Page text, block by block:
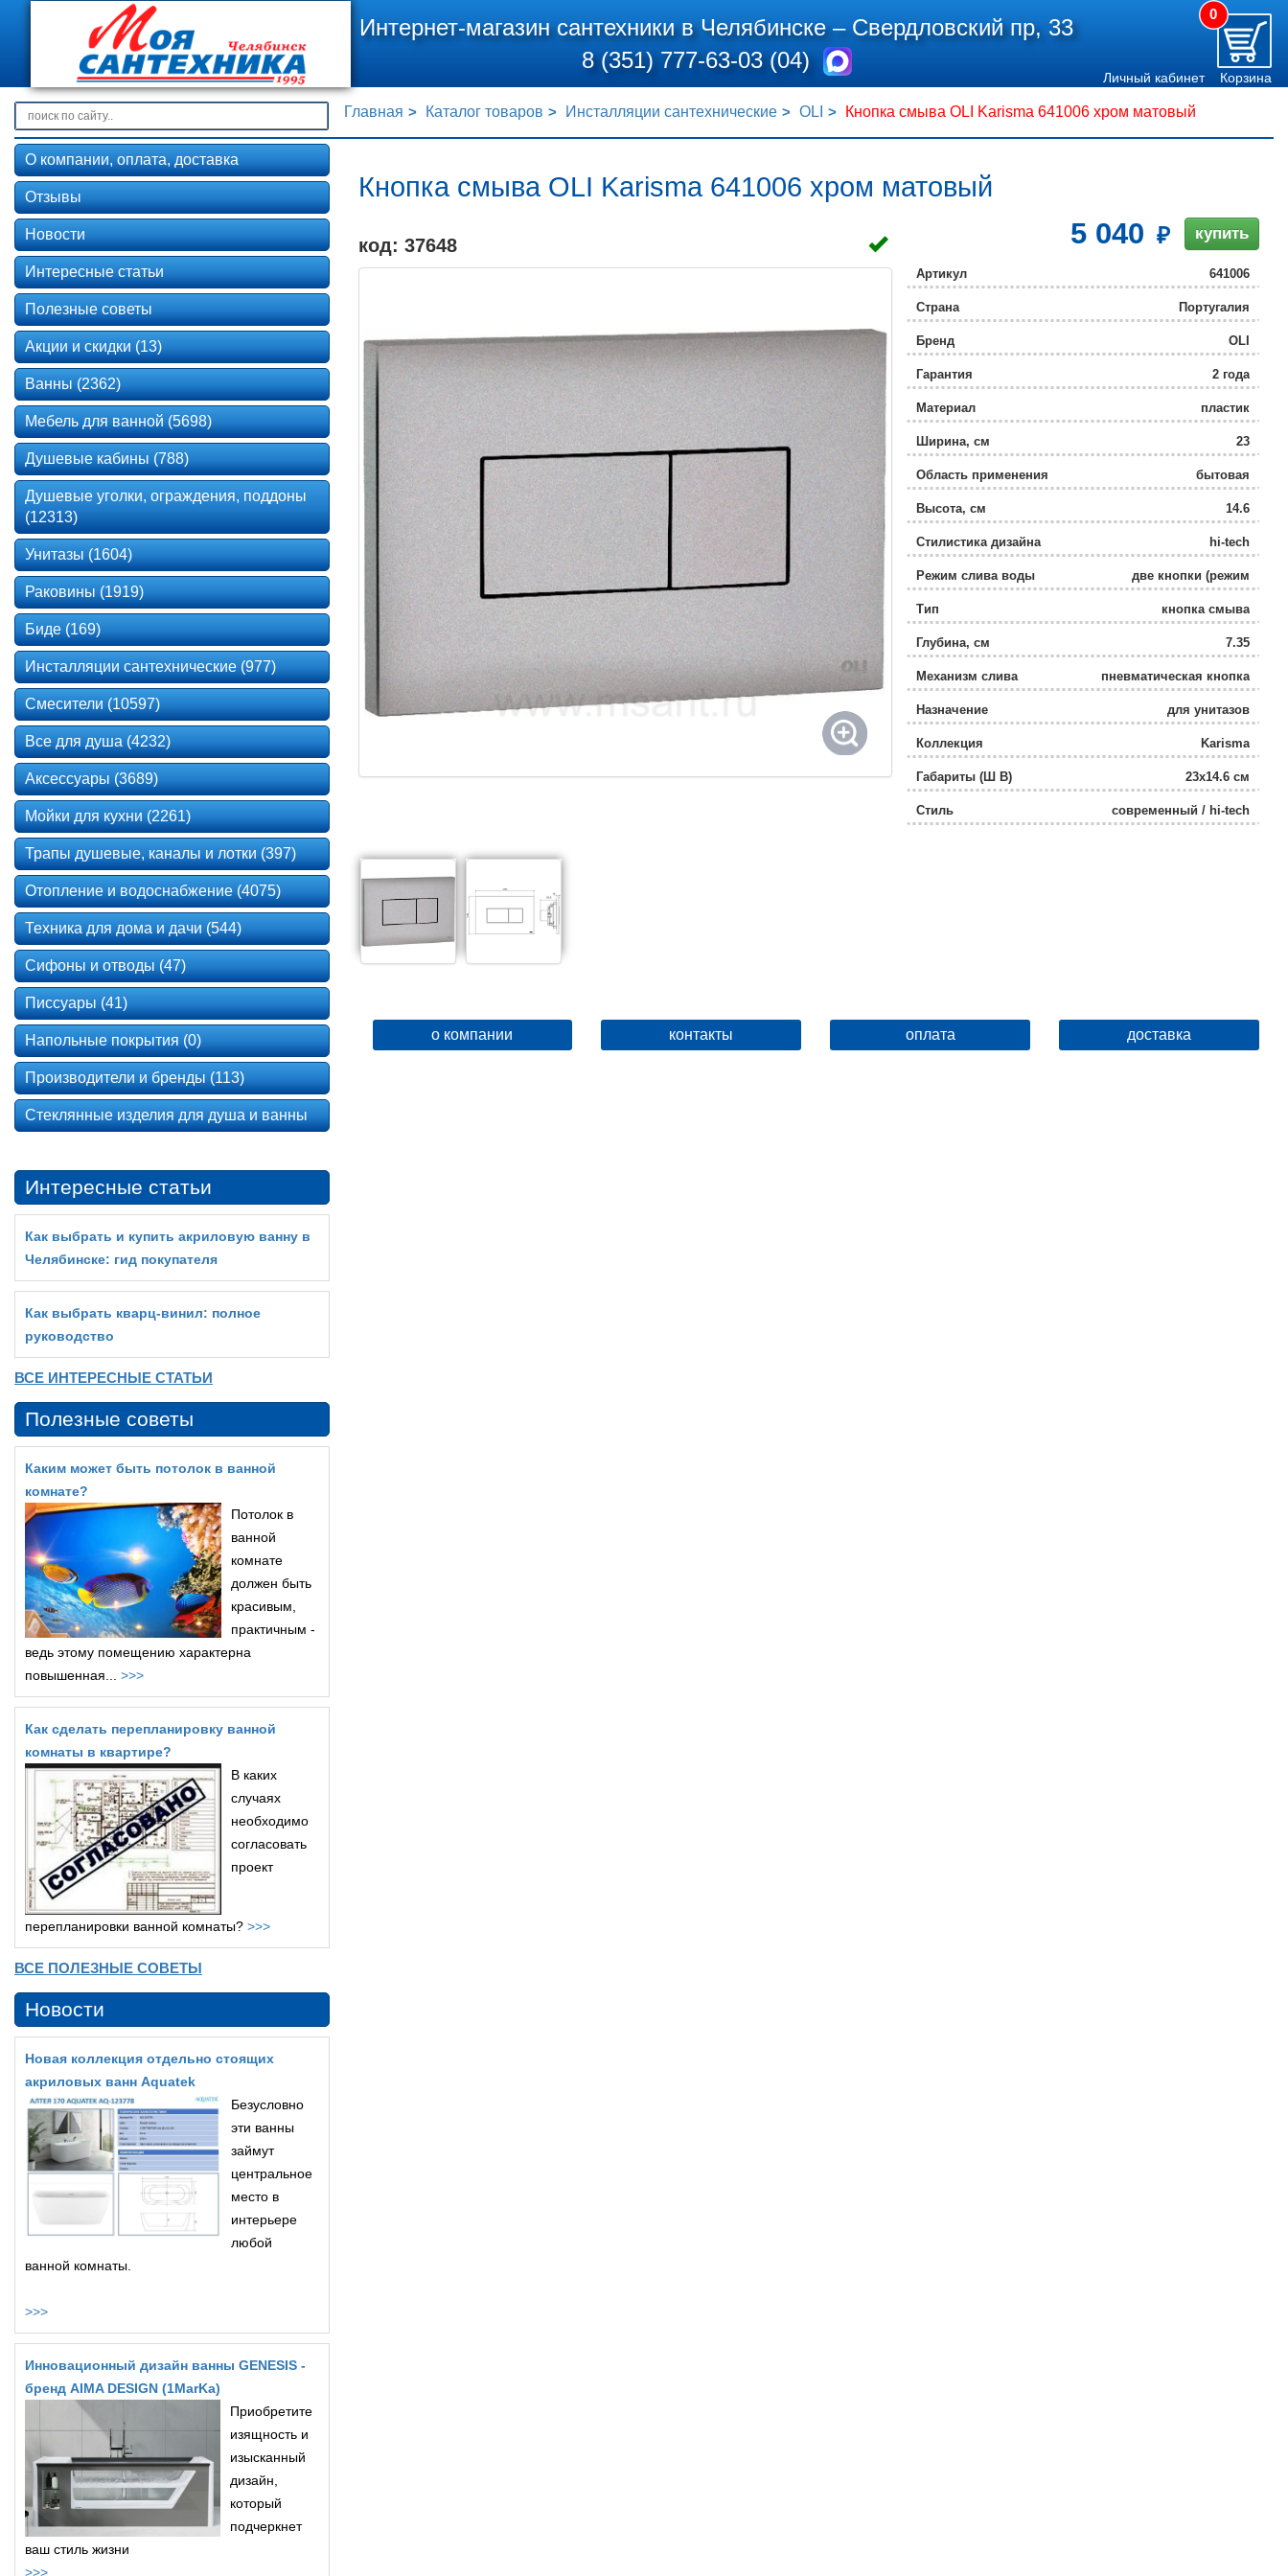
Интернет-магазин сантехники в Челябинске –Свердловский пр, 33
8 (351) 777-63-03 (04)
0
Личный кабинет Корзина
Главная Каталог товаров Инсталляции сантехнические OLI Кнопка смыва OLI Karisma 641006 хром матовый
Кнопка смыва OLI Karisma 641006 хром матовый
код: 37648 5 040 купить
Артикул 641006
Страна Португалия
Бренд OLI
Гарантия 2 года
Материал пластик
Ширина, см 23
Область применения бытовая
Высота, см 14.6
Стилистика дизайна hi-tech
Режим слива воды
две кнопки (режим
эконом)
Тип
кнопка смыва
Глубина, см 7.35
Механизм слива пневматическая кнопка
Назначение для унитазов
Коллекция Karisma
Габариты (Ш В) 23x14.6 см
Стиль современный / hi-tech
о компании контакты оплата доставка
О компании, оплата, доставка
Отзывы
Новости
Интересные статьи
Полезные советы
Акции и скидки (13)
Ванны (2362)
Мебель для ванной (5698)
Душевые кабины (788)
Душевые уголки, ограждения, поддоны
(12313)
Унитазы (1604)
Раковины (1919)
Биде (169)
Инсталляции сантехнические (977)
Смесители (10597)
Все для душа (4232)
Аксессуары (3689)
Мойки для кухни (2261)
Трапы душевые, каналы и лотки (397)
Отопление и водоснабжение (4075)
Техника для дома и дачи (544)
Сифоны и отводы (47)
Писсуары (41)
Напольные покрытия (0)
Производители и бренды (113)
Стеклянные изделия для душа и ванны
Интересные статьи
Как выбрать и купить акриловую ванну в
Челябинске: гид покупателя
Как выбрать кварц‑винил: полное
руководство
ВСЕ ИНТЕРЕСНЫЕ СТАТЬИ
Полезные советы
Каким может быть потолок в ванной
комнате?
Потолок в
ванной
комнате
должен быть
красивым,
практичным -
ведь этому помещению характерна
повышенная... >>>
Как сделать перепланировку ванной
комнаты в квартире?
В каких
случаях
необходимо
согласовать
проект
перепланировки ванной комнаты? >>>
ВСЕ ПОЛЕЗНЫЕ СОВЕТЫ
Новости
Новая коллекция отдельно стоящих
акриловых ванн Aquatek
Безусловно
эти ванны
займут
центральное
место в
интерьере
любой
ванной комнаты.
>>>
Инновационный дизайн ванны GENESIS -
бренд AIMA DESIGN (1MarKa)
Приобретите
изящность и
изысканный
дизайн,
который
подчеркнет
ваш стиль жизни
>>>